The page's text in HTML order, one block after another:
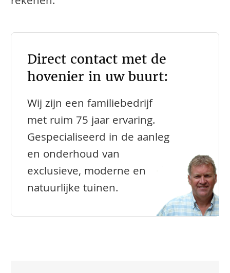
Direct contact met de
hovenier in uw buurt:
Wij zijn een familiebedrijf
met ruim 75 jaar ervaring.
Gespecialiseerd in de aanleg
en onderhoud van
exclusieve, moderne en
natuurlijke tuinen.